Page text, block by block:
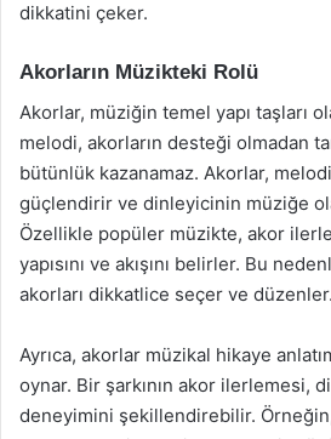
dikkatini çeker.
Akorların Müzikteki Rolü
Akorlar, müziğin temel yapı taşları
melodi, akorların desteği olmadan
bütünlük kazanamaz. Akorlar,
güçlendirir ve dinleyicinin müziğe
Özellikle popüler müzikte, akor
yapısını ve akışını belirler. Bu
akorları dikkatlice seçer ve düzenler.
Ayrıca, akorlar müzikal hikaye
oynar. Bir şarkının akor ilerlemesi,
deneyimini şekillendirebilir. Örneğin,